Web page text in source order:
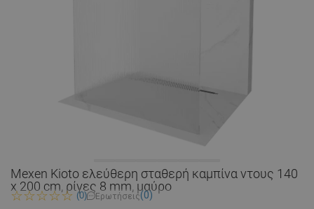
Mexen Kioto ελεύθερη σταθερή καμπίνα ντους 140
x 200 cm, ρίγες 8 mm, μαύρο
(0) Ερωτήσεις(0)